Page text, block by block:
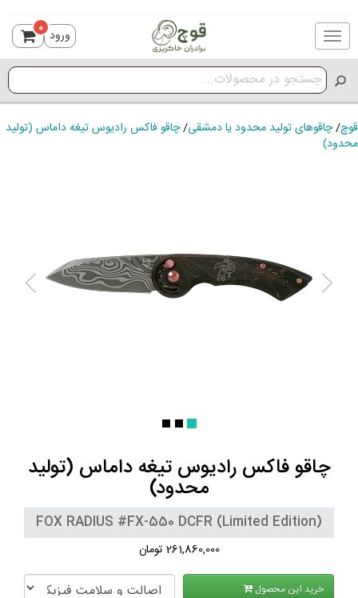
Toggle
navigation
ورود 0
قوچ/چاقوهای تولید محدود یا دمشقی/چاقو فاکس رادیوس تیغه داماس (تولید
محدود)
چاقو فاکس رادیوس تیغه داماس (تولید
محدود)
FOX RADIUS #FX-550 DCFR (Limited Edition)
261,860,000 تومان
خرید این محصول